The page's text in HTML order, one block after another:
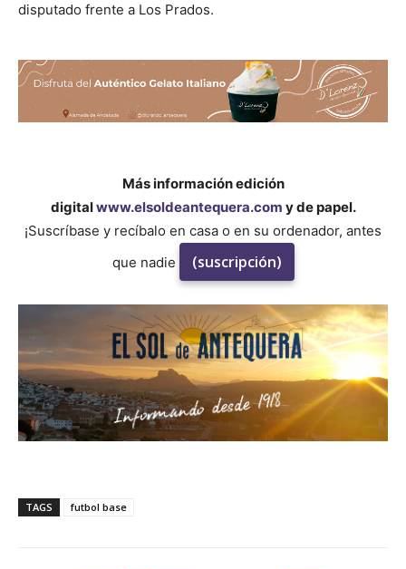
disputado frente a Los Prados.
Más información edición
digitalwww.elsoldeantequera.com y de papel.
¡Suscríbase y recíbalo en casa o en su ordenador, antes
que nadie
(suscripción)
TAGS futbol base